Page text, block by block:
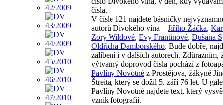
čísla.
V čísle 121 najdete básničky
autorů Divokého vína – Jiřího Žáčka,
Zory Wildové, Evy Frantinové, Dušana
Oldřicha Damborského. Bude dobře,
zalíbení i v dalších autorech. Zdůrazním,
výtvarný doprovod čísla pochází z
Pavlíny Novotné z Prostějova, žákyně
Štreita, který se dožil 5. září 76 let. U
Pavlíny Novotné najdete text, který
vznik fotografií.